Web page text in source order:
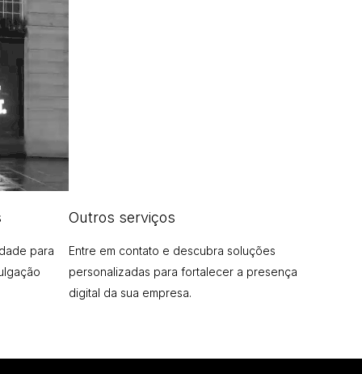
para
Outros serviços
Entre em contato e descubra soluções
personalizadas para fortalecer a presença
digital da sua empresa.